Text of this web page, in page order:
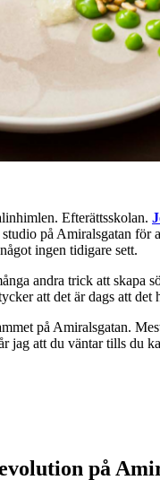
Efterättsskolan.
på Amiralsgatan
ingen tidigare sett.
andra trick att skapa
att det är dags att det
på Amiralsgatan.
jag att du väntar tills du
på